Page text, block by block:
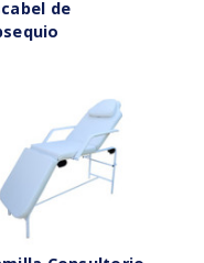
de